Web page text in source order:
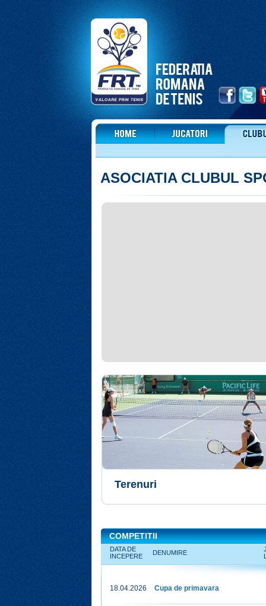
ASOCIATIA CLUBUL
Terenuri
COMPETITII
DATA DE
INCEPERE
DENUMIRE
18.04.2026 Cupa de primavara